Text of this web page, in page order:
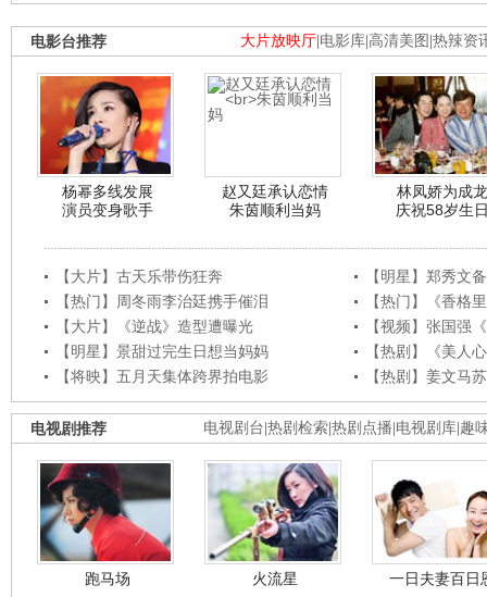
大片放映厅 电影库 高清美图 热辣资
电影台推荐
杨幂多线发展
演员变身歌手
赵又廷承认恋情
朱茵顺利当妈
林凤娇为成龙
庆祝58岁生
【大片】古天乐带伤狂奔
【明星】郑秀文
【热门】周冬雨李治廷携手催泪
【热门】《香格
【大片】《逆战》造型遭曝光
【视频】张国强
【明星】景甜过完生日想当妈妈
【热剧】《美人
【将映】五月天集体跨界拍电影
【热剧】姜文马
电视剧台 热剧检索 热剧点播 电视剧库 趣
电视剧推荐
跑马场 火流星 一日夫妻百日